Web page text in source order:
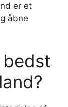
er et
åbne